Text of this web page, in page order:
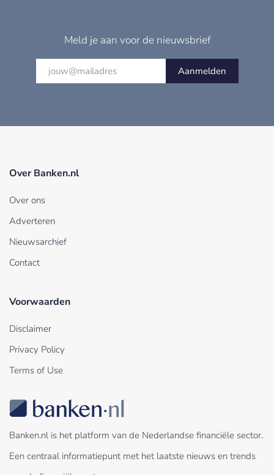
Meld je aan voor de nieuwsbrief
Aanmelden
Over Banken.nl
Over ons
Adverteren
Nieuwsarchief
Contact
Voorwaarden
Disclaimer
Privacy Policy
Terms of Use
Banken.nl is het platform van de Nederlandse financiële sector.
Een centraal informatiepunt met het laatste nieuws en trends